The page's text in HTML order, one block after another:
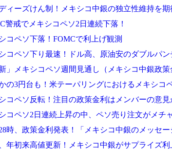
ィーズけん制！メキシコ中銀の独立性維持を期
警戒でメキシコペソ2日連続下落！
コペソ下落！FOMCで利上げ観測
コペソ下り最速！ドル高、原油安のダブルパン
新」メキシコペソ週間見通し（メキシコ中銀政策
の3円台も！米テーパリングにおけるメキシコ
コペソ反転！注目の政策金利はメンバーの意見
コペソ2日連続上昇の中、ペソ売り注文がメチ
時、政策金利発表！「メキシコ中銀のメッセー
年初来高値更新！メキシコ中銀がサプライズ利